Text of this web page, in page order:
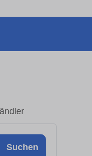
Suchen